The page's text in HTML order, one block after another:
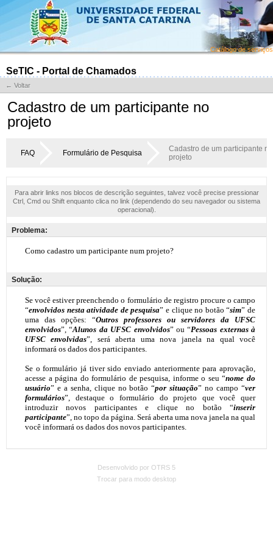
Catálogo de serviços
SeTIC - Portal de Chamados
← Voltar
Cadastro de um participante no
projeto
FAQ Formulário de Pesquisa
Cadastro de um participante no
projeto
Para abrir links nos blocos de descrição seguintes, talvez você precise pressionar
Ctrl, Cmd ou Shift enquanto clica no link (dependendo do seu navegador ou sistema
operacional).
Problema:
Solução:
Desenvolvido por OTRS 5
Trocar para modo desktop